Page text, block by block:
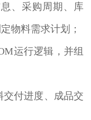
、采购周期、库
物料需求计划；
运行逻辑，并组
交付进度、成品交